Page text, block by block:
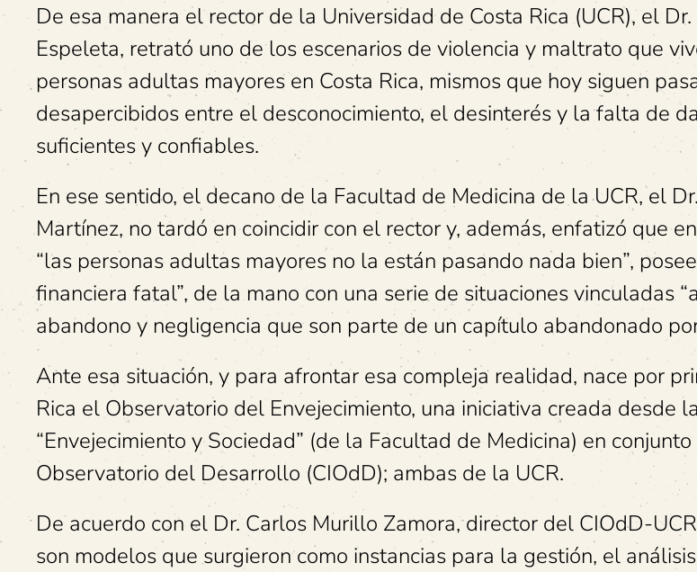
De esa manera el rector de la Universidad de Costa Rica (UCR), el
Espeleta, retrató uno de los escenarios de violencia y maltrato que
personas adultas mayores en Costa Rica, mismos que hoy siguen
desapercibidos entre el desconocimiento, el desinterés y la falta de
suficientes y confiables.
En ese sentido, el decano de la Facultad de Medicina de la UCR, el
Martínez, no tardó en coincidir con el rector y, además, enfatizó que
“las personas adultas mayores no la están pasando nada bien”,
financiera fatal”, de la mano con una serie de situaciones vinculadas
abandono y negligencia que son parte de un capítulo abandonado
Ante esa situación, y para afrontar esa compleja realidad, nace por
Rica el Observatorio del Envejecimiento, una iniciativa creada desde
“Envejecimiento y Sociedad” (de la Facultad de Medicina) en
Observatorio del Desarrollo (CIOdD); ambas de la UCR.
De acuerdo con el Dr. Carlos Murillo Zamora, director del CIOdD-
son modelos que surgieron como instancias para la gestión, el